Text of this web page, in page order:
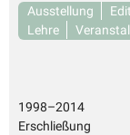
Ausstellung
Lehre
1998–2014
Erschließung